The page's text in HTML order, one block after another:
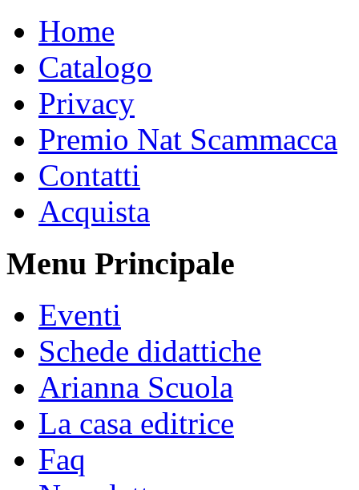
Home
Catalogo
Privacy
Premio Nat Scammacca
Contatti
Acquista
Menu Principale
Eventi
Schede didattiche
Arianna Scuola
La casa editrice
Faq